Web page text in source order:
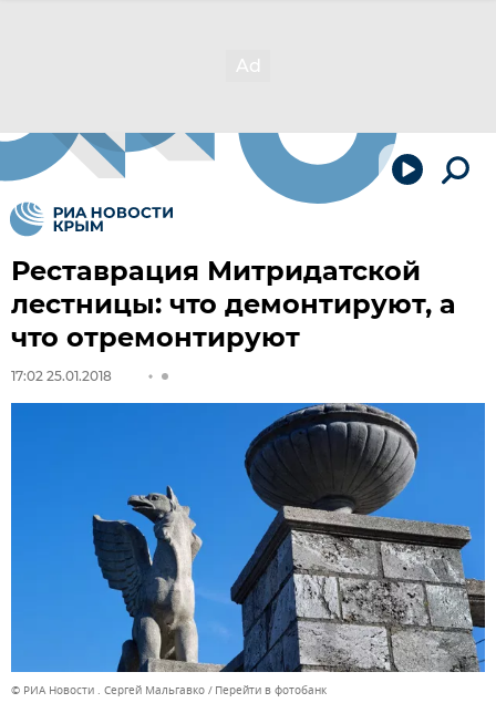
Реставрация Митридатской
лестницы: что демонтируют, а
что отремонтируют
17:02 25.01.2018
© РИА Новости . Сергей Мальгавко Перейти в фотобанк